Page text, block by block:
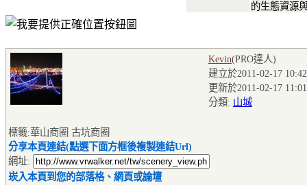
的生態資源
Kevin(PRO達人)
建立於2011-02-17
更新於2011-02-17
分類: 山城
標籤:華山商圈 古坑商圈
分享本頁連結(點選下面方框後複製連結Url)
網址:
崁入本頁到您的部落格、網頁或論壇